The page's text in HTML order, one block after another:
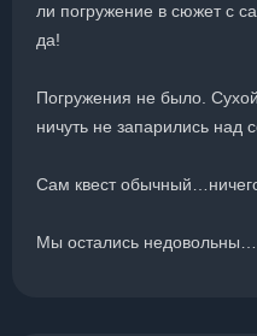
ли погружение в сюжет с
да!
Погружения не было.
ничуть не запарились над
Сам квест
Мы остались недовольны…